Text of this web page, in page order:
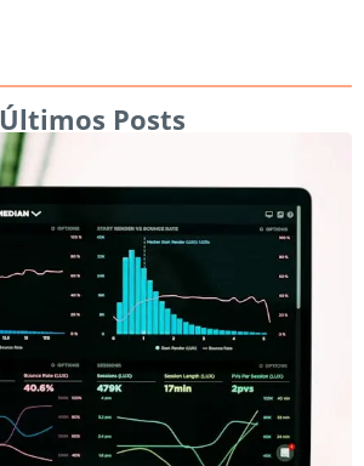
Últimos Posts